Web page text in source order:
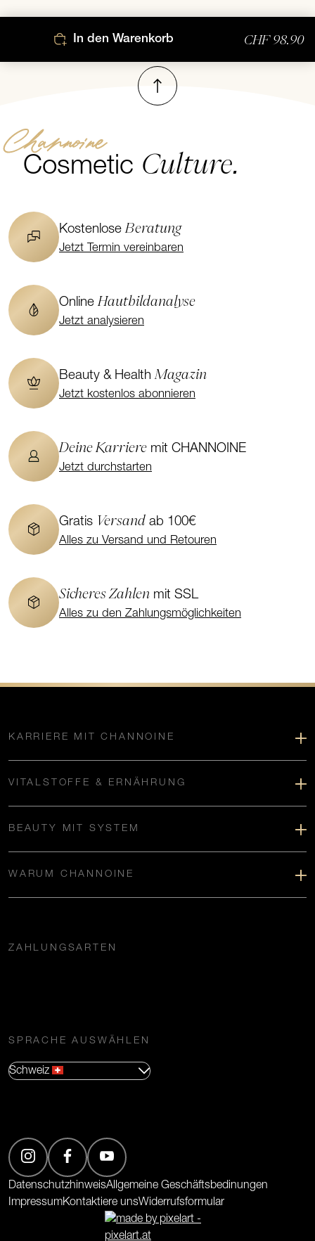
In den Warenkorb CHF 98.90
Nach oben
Channoine
Cosmetic Culture.
KostenloseBeratung
Jetzt Termin vereinbaren
OnlineHautbildanalyse
Jetzt analysieren
Beauty & HealthMagazin
Jetzt kostenlos abonnieren
Deine Karriere mit CHANNOINE
Jetzt durchstarten
Gratis Versand ab 100€
Alles zu Versand und Retouren
Sicheres Zahlen mit SSL
Alles zu den Zahlungsmöglichkeiten
KARRIERE MIT CHANNOINE
VITALSTOFFE & ERNÄHRUNG
BEAUTY MIT SYSTEM
WARUM CHANNOINE
ZAHLUNGSARTEN
SPRACHE AUSWÄHLEN
Schweiz
DatenschutzhinweisAllgemeine Geschäftsbedinungen
ImpressumKontaktiere unsWiderrufsformular
(Öffnet in neuem Tab)
(Öffnet in neuem Tab)
(Öffnet in neuem Tab)